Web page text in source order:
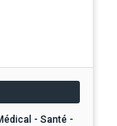
- Santé -